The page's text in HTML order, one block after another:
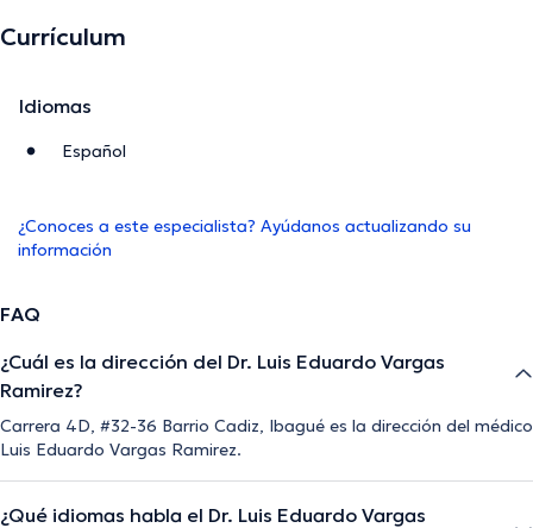
Currículum
Idiomas
Español
¿Conoces a este especialista? Ayúdanos actualizando su
información
FAQ
¿Cuál es la dirección del Dr. Luis Eduardo Vargas
Ramirez?
Carrera 4D, #32-36 Barrio Cadiz, Ibagué es la dirección del médico
Luis Eduardo Vargas Ramirez.
¿Qué idiomas habla el Dr. Luis Eduardo Vargas